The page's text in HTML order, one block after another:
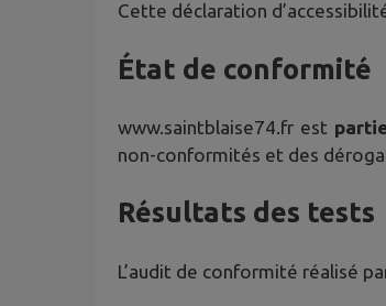
Cette déclaration
État de conformité
www.saintblaise74.fr est
non-conformités et des
Résultats des tests
L’audit de conformité réalisé